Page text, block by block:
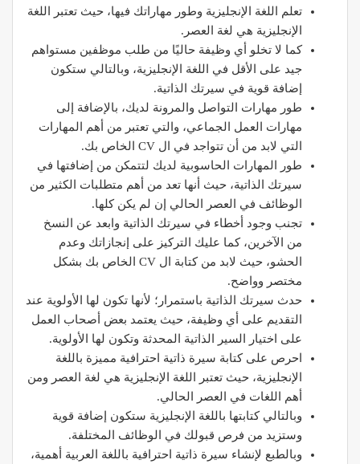
تعلم اللغة الإنجليزية وطور مهاراتك فيها، حيث تعتبر اللغة
الإنجليزية هي لغة العصر.
كما لا تخلو أي وظيفة حاليًا من طلب موظفين مستواهم
جيد على الأقل في اللغة الإنجليزية، وبالتالي ستكون
إضافة قوية في سيرتك الذاتية.
طور مهارات التواصل والمرونة لديك، بالإضافة إلى
مهارات العمل الجماعي، والتي تعتبر من أهم المهارات
التي لابد من أن تتواجد في ال CV الخاص بك.
طور المهارات الحاسوبية لديك لتتمكن من إضافتها في
سيرتك الذاتية، حيث أنها تعد من أهم متطلبات الكثير من
الوظائف في العصر الحالي إن لم يكن كلها.
تجنب وجود أخطاء في سيرتك الذاتية وابعد عن النسخ
من الآخرين، كما عليك التركيز على إنجازاتك وعدم
الحشو، حيث لابد من كتابة ال CV الخاص بك بشكل
مختصر وواضح.
حدث سيرتك الذاتية باستمرار؛ لأنها تكون لها الأولوية عند
التقديم على أي وظيفة، حيث يعتمد بعض أصحاب العمل
على اختيار السير الذاتية المحدثة وتكون لها الأولوية.
احرص على كتابة سيرة ذاتية احترافية مميزة باللغة
الإنجليزية، حيث تعتبر اللغة الإنجليزية هي لغة العصر ومن
أهم اللغات في العصر الحالي.
وبالتالي كتابتها باللغة الإنجليزية ستكون إضافة قوية
وستزيد من فرص قبولك في الوظائف المختلفة.
وبالطبع لإنشاء سيرة ذاتية احترافية باللغة العربية أهمية،